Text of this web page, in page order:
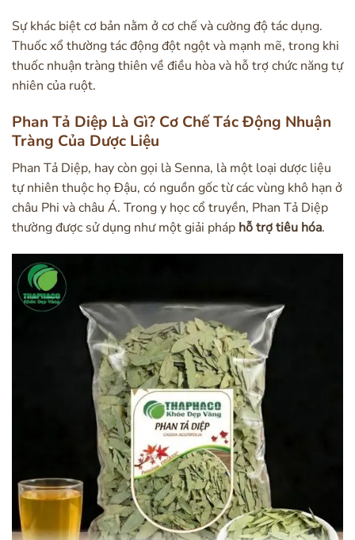
Sự khác biệt cơ bản nằm ở cơ chế và cường độ tác dụng.
Thuốc xổ thường tác động đột ngột và mạnh mẽ, trong khi
thuốc nhuận tràng thiên về điều hòa và hỗ trợ chức năng tự
nhiên của ruột.
Phan Tả Diệp Là Gì? Cơ Chế Tác Động Nhuận
Tràng Của Dược Liệu
Phan Tả Diệp, hay còn gọi là Senna, là một loại dược liệu
tự nhiên thuộc họ Đậu, có nguồn gốc từ các vùng khô hạn ở
châu Phi và châu Á. Trong y học cổ truyền, Phan Tả Diệp
thường được sử dụng như một giải pháp hỗ trợ tiêu hóa.